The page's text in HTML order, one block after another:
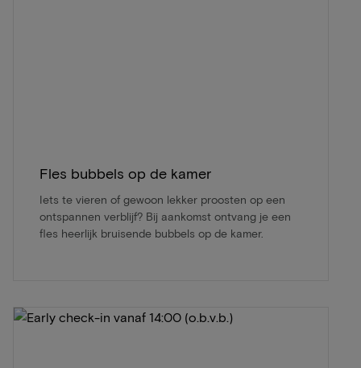
Fles bubbels op de kamer
Iets te vieren of gewoon lekker proosten op een
ontspannen verblijf? Bij aankomst ontvang je een
fles heerlijk bruisende bubbels op de kamer.